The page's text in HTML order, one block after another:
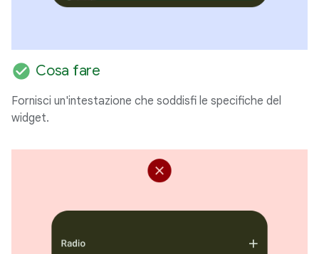
check_circle Cosa fare
Fornisci un'intestazione che soddisfi le specifiche del
widget.